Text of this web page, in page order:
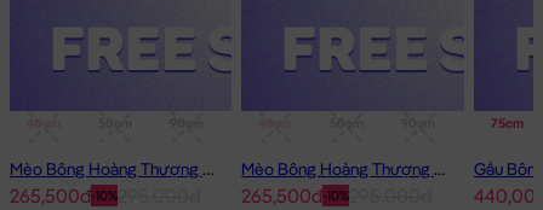
Mèo Bông Hoàng Thượng Cosplay Thỏ Hồng
-10%
265,500đ
1m
Mèo Bông Hoàng Thượng Cosplay Panda
-10%
265,500đ
75cm